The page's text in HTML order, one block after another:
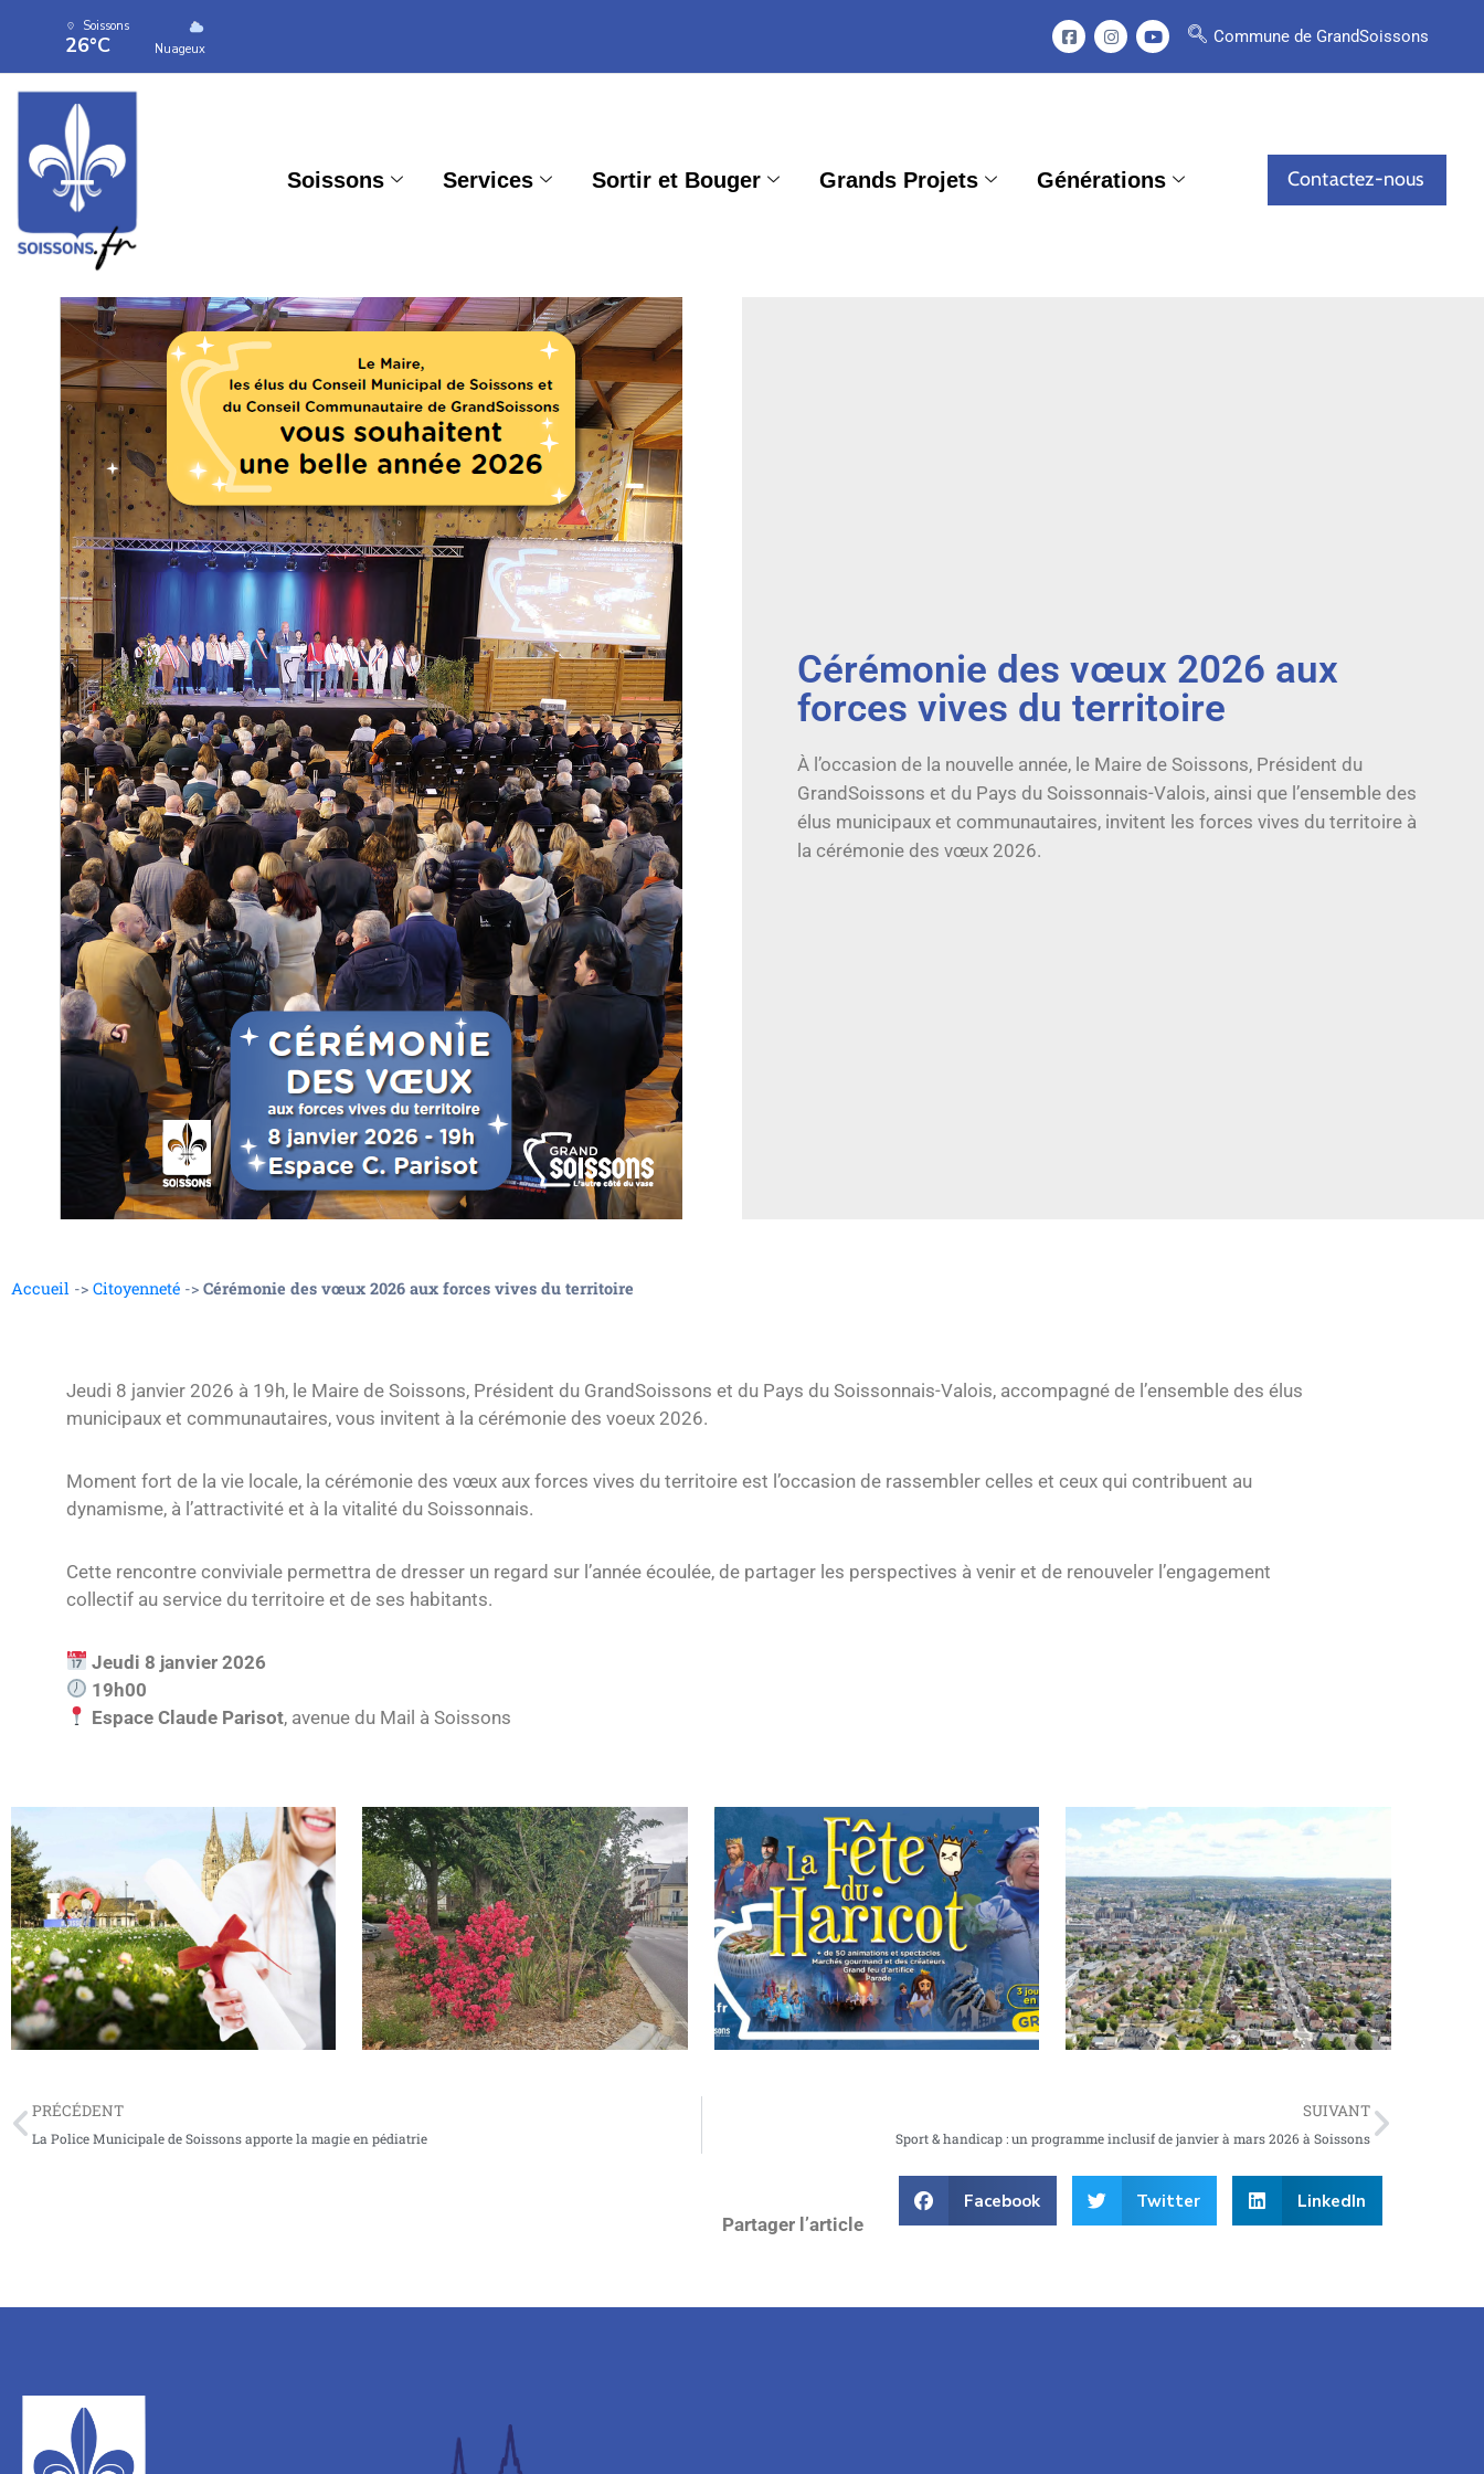
Soissons
26°C Nuageux
Commune de GrandSoissons
Soissons Services Sortir et Bouger Grands Projets Générations Contactez-nous
Cérémonie des vœux 2026 aux
forces vives du territoire
À l’occasion de la nouvelle année, le Maire de Soissons, Président du
GrandSoissons et du Pays du Soissonnais-Valois, ainsi que l’ensemble des
élus municipaux et communautaires, invitent les forces vives du territoire à
la cérémonie des vœux 2026.
Accueil -> Citoyenneté -> Cérémonie des vœux 2026 aux forces vives du territoire
Jeudi 8 janvier 2026 à 19h, le Maire de Soissons, Président du GrandSoissons et du Pays du Soissonnais-Valois, accompagné de l’ensemble des élus
municipaux et communautaires, vous invitent à la cérémonie des voeux 2026.
Moment fort de la vie locale, la cérémonie des vœux aux forces vives du territoire est l’occasion de rassembler celles et ceux qui contribuent au
dynamisme, à l’attractivité et à la vitalité du Soissonnais.
Cette rencontre conviviale permettra de dresser un regard sur l’année écoulée, de partager les perspectives à venir et de renouveler l’engagement
collectif au service du territoire et de ses habitants.
Jeudi 8 janvier 2026
19h00
Espace Claude Parisot, avenue du Mail à Soissons
Bac et Brevet 2026 : la Ville de Soissons
mettra à l’honneur ses jeunes diplômés
Soissons, cité-jardin : Le Lilas des Indes, la
star de l’été !
Fête du Haricot 2026
Plus vert, plus beau, plus sûr : le boulevard
Pasteur change de dimension
PRÉCÉDENT
La Police Municipale de Soissons apporte la magie en pédiatrie
SUIVANT
Sport & handicap : un programme inclusif de janvier à mars 2026 à Soissons
Partager l’article
Facebook Twitter LinkedIn